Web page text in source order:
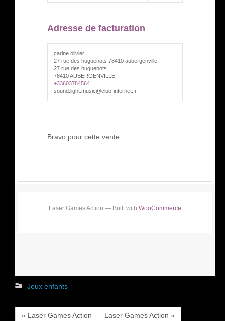
Adresse de facturation
carine olivier
27 rue des huguenots 78410 aubergenville
27 rue des huguenots
78410 AUBERGENVILLE
+33603784564
sound.light.music@club-internet.fr
Bravo pour cette vente.
Laser Games Action — Built with WooCommerce
Jeux enfants
« Laser Games Action Laser Games Action »